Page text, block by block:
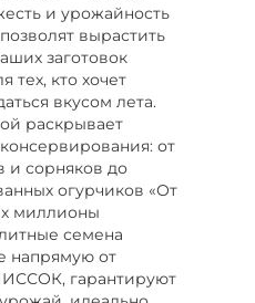
и урожайность
вырастить
заготовок
тех, кто хочет
вкусом лета.
раскрывает
от
и сорняков до
огурчиков «От
миллионы
семена
напрямую от
гарантируют